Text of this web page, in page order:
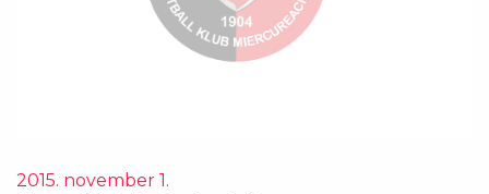
2015. november 1.